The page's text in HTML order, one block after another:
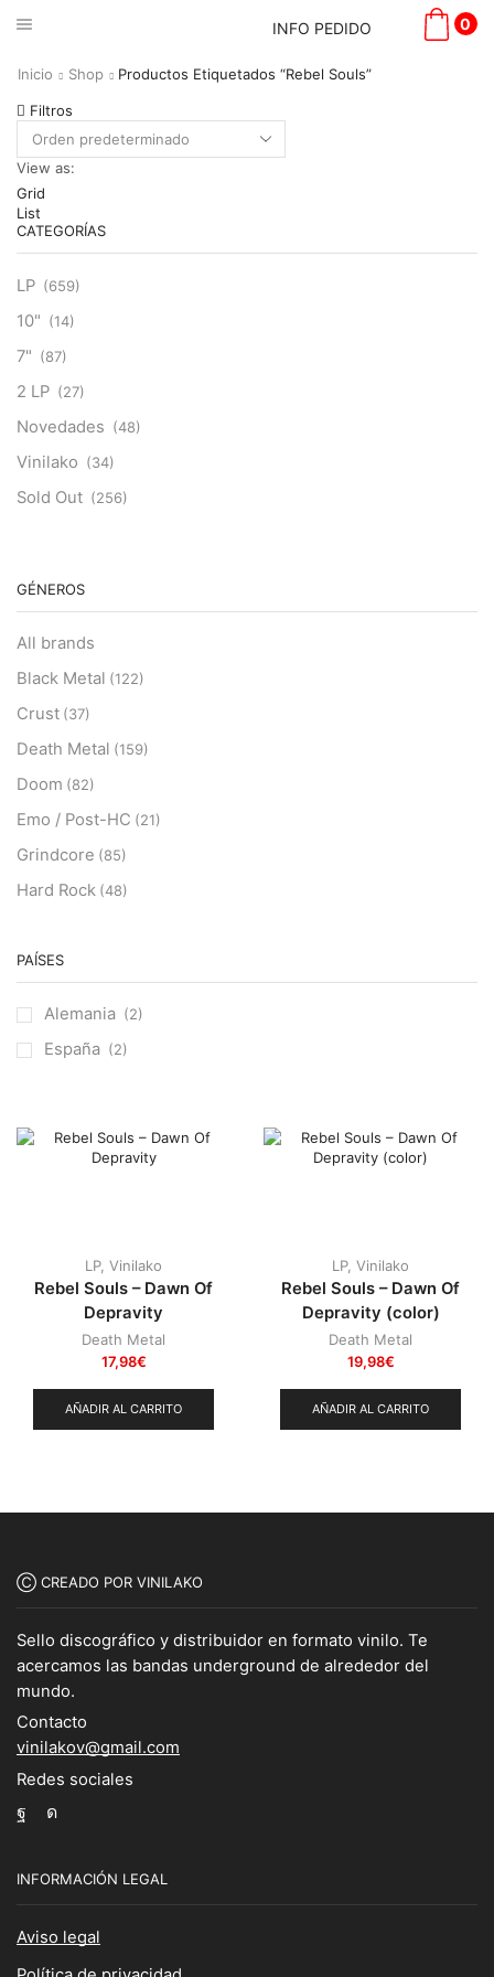
INFO PEDIDO 0
Inicio Shop Productos Etiquetados “Rebel Souls”
Filtros
View as:
Grid
List
CATEGORÍAS
LP (659)
10" (14)
7" (87)
2 LP (27)
Novedades (48)
Vinilako (34)
Sold Out (256)
GÉNEROS
All brands
Black Metal (122)
Crust (37)
Death Metal (159)
Doom (82)
Emo / Post-HC (21)
Grindcore (85)
Hard Rock (48)
Heavy Metal
Stoner (22)
Thrash Metal
PAÍSES
Alemania (2)
España (2)
LP, Vinilako
Rebel Souls – Dawn Of
Depravity
Death Metal
17,98€
AÑADIR AL CARRITO
LP, Vinilako
Rebel Souls – Dawn Of
Depravity (color)
Death Metal
19,98€
AÑADIR AL CARRITO
Ⓒ CREADO POR VINILAKO
Sello discográfico y distribuidor en formato vinilo. Te
acercamos las bandas underground de alrededor del
mundo.
Contacto
vinilakov@gmail.com
Redes sociales
Facebook
Instagram
INFORMACIÓN LEGAL
Aviso legal